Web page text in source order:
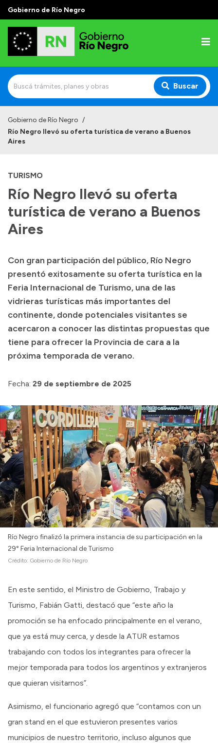
Gobierno de Río Negro
Buscar
Autoridades
Autoridades y Organismos
Discursos en la Legislatura
Casa de Gobierno
Acerca de Río Negro
Geografía
Invertí en Río Negro
Transparencia
Presupuesto
Compras y licitaciones
Consulta de pago a proveedores
Convocatorias
Intranet
Login
Gobierno de Río Negro /
Río Negro llevó su oferta turística de verano a Buenos
Aires
TURISMO
Río Negro llevó su oferta
turística de verano a Buenos
Aires
Con gran participación del público, Río Negro
presentó exitosamente su oferta turística en la
Feria Internacional de Turismo, una de las
vidrieras turísticas más importantes del
continente, donde potenciales visitantes se
acercaron a conocer las distintas propuestas que
tiene para ofrecer la Provincia de cara a la
próxima temporada de verano.
Fecha: 29 de septiembre de 2025
Río Negro finalizó la primera instancia de su participación en la
29° Feria Internacional de Turismo
Crédito: Gobierno de Río Negro
En este sentido, el Ministro de Gobierno, Trabajo y
Turismo, Fabián Gatti, destacó que “este año la
promoción se ha enfocado principalmente en el verano,
que ya está muy cerca, y desde la ATUR estamos
trabajando con todos los integrantes para ofrecer la
mejor temporada para todos los argentinos y extranjeros
que quieran visitarnos”.
Asimismo, el funcionario agregó que “contamos con un
gran stand en el que estuvieron presentes varios
municipios de nuestro territorio, incluso algunos que